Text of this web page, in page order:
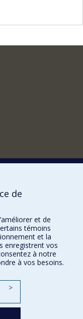
de
et de
témoins
et la
enregistrent vos
à notre
à vos besoins.
>